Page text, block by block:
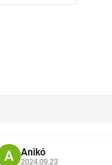
A Anikó
2024.09.23